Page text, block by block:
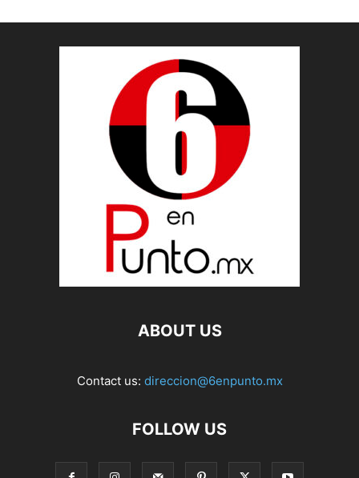
ABOUT US
Contact us: direccion@6enpunto.mx
FOLLOW US